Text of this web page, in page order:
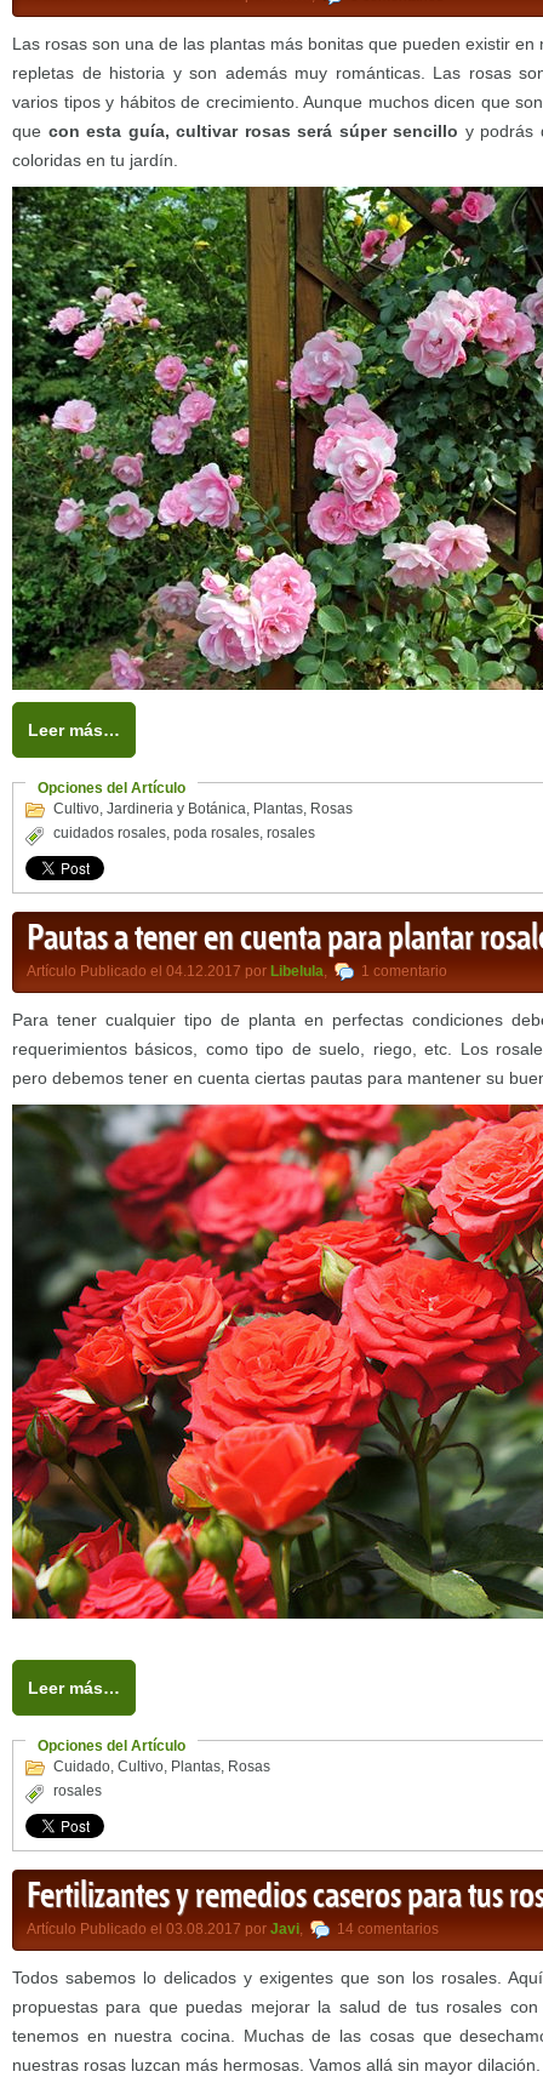
Las rosas son una de las plantas más bonitas que pueden existir
repletas de historia y son además muy románticas. Las rosas
varios tipos y hábitos de crecimiento. Aunque muchos dicen que
que con esta guía, cultivar rosas será súper sencillo y podrás
coloridas en tu jardín.
Leer más…
Opciones del Artículo
Cultivo, Jardineria y Botánica, Plantas, Rosas
cuidados rosales, poda rosales, rosales
Pautas a tener en cuenta para plantar
Artículo Publicado el 04.12.2017 por Libelula, 1 comentario
Para tener cualquier tipo de planta en perfectas condiciones
requerimientos básicos, como tipo de suelo, riego, etc. Los
pero debemos tener en cuenta ciertas pautas para mantener su
Leer más…
Opciones del Artículo
Cuidado, Cultivo, Plantas, Rosas
rosales
Fertilizantes y remedios caseros para tus
Artículo Publicado el 03.08.2017 por Javi, 14 comentarios
Todos sabemos lo delicados y exigentes que son los rosales.
propuestas para que puedas mejorar la salud de tus rosales
tenemos en nuestra cocina. Muchas de las cosas que
nuestras rosas luzcan más hermosas. Vamos allá sin mayor dilación.